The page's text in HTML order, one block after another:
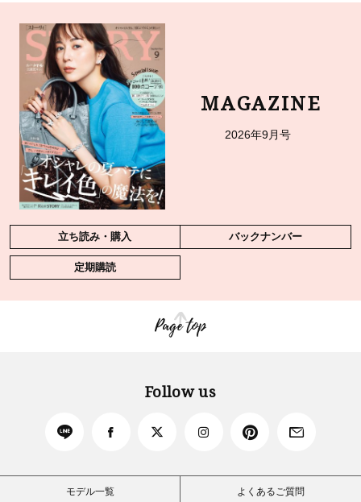
MAGAZINE
2026年9月号
立ち読み・購入 バックナンバー
定期購読
Page top
Follow us
モデル一覧 よくあるご質問